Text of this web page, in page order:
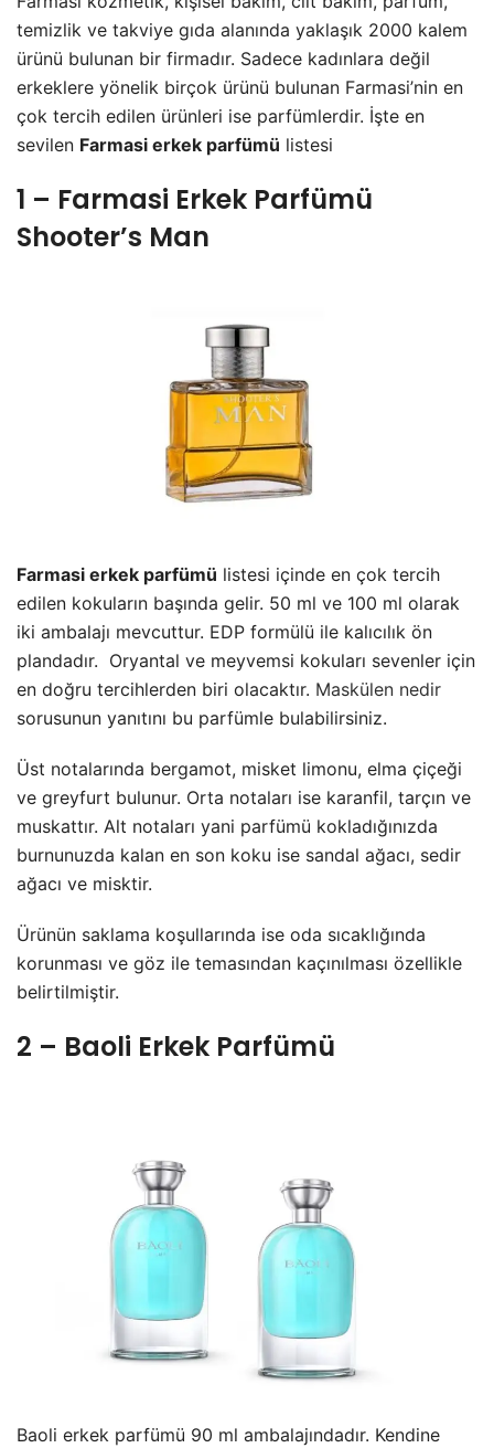
temizlik ve takviye gıda alanında yaklaşık 2000 kalem
ürünü bulunan bir firmadır. Sadece kadınlara değil
erkeklere yönelik birçok ürünü bulunan Farmasi’nin en
çok tercih edilen ürünleri ise parfümlerdir. İşte en
sevilen Farmasi erkek parfümü listesi
1 – Farmasi Erkek Parfümü
Shooter’s Man
Farmasi erkek parfümü listesi içinde en çok tercih
edilen kokuların başında gelir. 50 ml ve 100 ml olarak
iki ambalajı mevcuttur. EDP formülü ile kalıcılık ön
plandadır. Oryantal ve meyvemsi kokuları sevenler için
en doğru tercihlerden biri olacaktır. Maskülen nedir
sorusunun yanıtını bu parfümle bulabilirsiniz.
Üst notalarında bergamot, misket limonu, elma çiçeği
ve greyfurt bulunur. Orta notaları ise karanfil, tarçın ve
muskattır. Alt notaları yani parfümü kokladığınızda
burnunuzda kalan en son koku ise sandal ağacı, sedir
ağacı ve misktir.
Ürünün saklama koşullarında ise oda sıcaklığında
korunması ve göz ile temasından kaçınılması özellikle
belirtilmiştir.
2 – Baoli Erkek Parfümü
Baoli erkek parfümü 90 ml ambalajındadır. Kendine